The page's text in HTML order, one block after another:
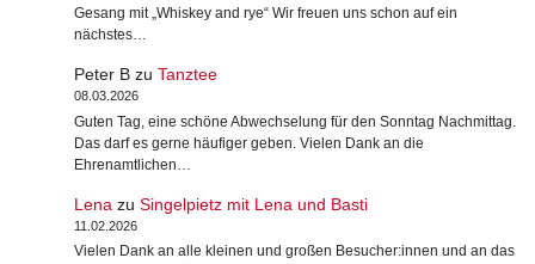
Gesang mit „Whiskey and rye“ Wir freuen uns schon auf ein
nächstes…
Peter Bzu Tanztee
08.03.2026
Guten Tag, eine schöne Abwechselung für den Sonntag Nachmittag.
Das darf es gerne häufiger geben. Vielen Dank an die
Ehrenamtlichen…
Lena zu Singelpietz mit Lena und Basti
11.02.2026
Vielen Dank an alle kleinen und großen Besucher:innen und an das